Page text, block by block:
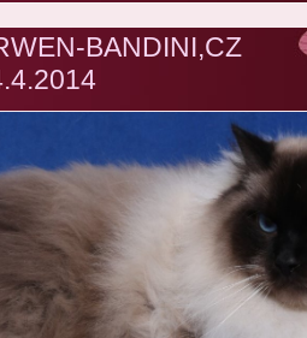
BANDINI,CZ